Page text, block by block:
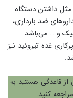
مثل داشتن دستگاه
ضد بارداری،
و … می‌باشد.
غده تیروئید نیز
از قاعدگی هستید به
مراجعه کنید.